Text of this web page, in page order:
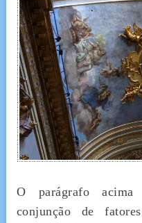
O parágrafo
conjunção de